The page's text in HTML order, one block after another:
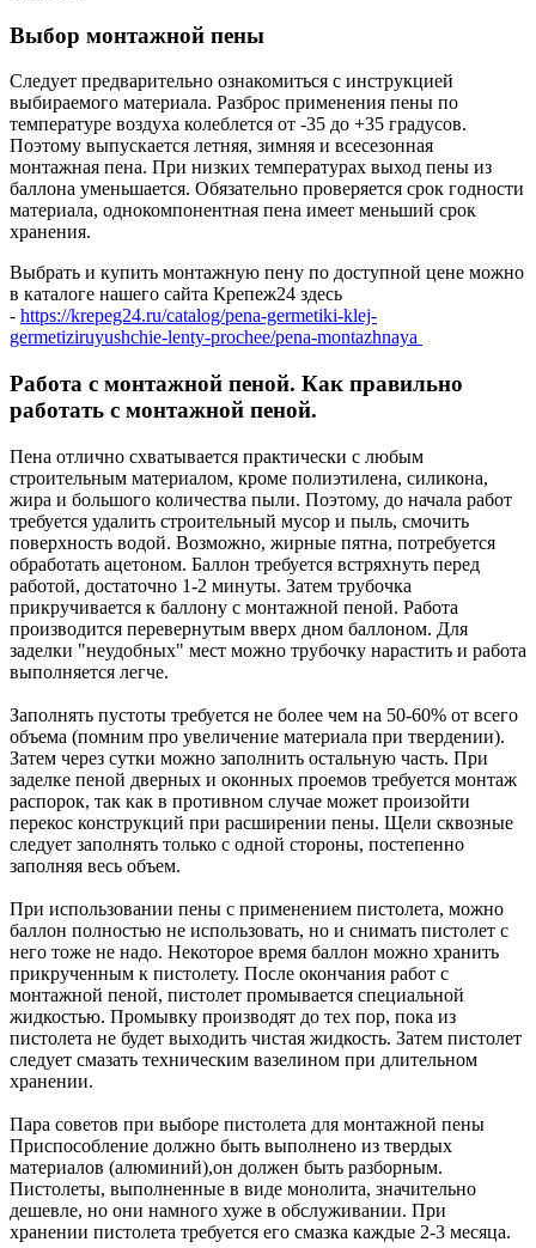
Выбор монтажной пены
Следует предварительно ознакомиться с инструкцией
выбираемого материала. Разброс применения пены по
температуре воздуха колеблется от -35 до +35 градусов.
Поэтому выпускается летняя, зимняя и всесезонная
монтажная пена. При низких температурах выход пены из
баллона уменьшается. Обязательно проверяется срок годности
материала, однокомпонентная пена имеет меньший срок
хранения.
Выбрать и купить монтажную пену по доступной цене можно
в каталоге нашего сайта Крепеж24 здесь
- https://krepeg24.ru/catalog/pena-germetiki-klej-
germetiziruyushchie-lenty-prochee/pena-montazhnaya
Работа с монтажной пеной. Как правильно
работать с монтажной пеной.
Пена отлично схватывается практически с любым
строительным материалом, кроме полиэтилена, силикона,
жира и большого количества пыли. Поэтому, до начала работ
требуется удалить строительный мусор и пыль, смочить
поверхность водой. Возможно, жирные пятна, потребуется
обработать ацетоном. Баллон требуется встряхнуть перед
работой, достаточно 1-2 минуты. Затем трубочка
прикручивается к баллону с монтажной пеной. Работа
производится перевернутым вверх дном баллоном. Для
заделки "неудобных" мест можно трубочку нарастить и работа
выполняется легче.
Заполнять пустоты требуется не более чем на 50-60% от всего
объема (помним про увеличение материала при твердении).
Затем через сутки можно заполнить остальную часть. При
заделке пеной дверных и оконных проемов требуется монтаж
распорок, так как в противном случае может произойти
перекос конструкций при расширении пены. Щели сквозные
следует заполнять только с одной стороны, постепенно
заполняя весь объем.
При использовании пены с применением пистолета, можно
баллон полностью не использовать, но и снимать пистолет с
него тоже не надо. Некоторое время баллон можно хранить
прикрученным к пистолету. После окончания работ с
монтажной пеной, пистолет промывается специальной
жидкостью. Промывку производят до тех пор, пока из
пистолета не будет выходить чистая жидкость. Затем пистолет
следует смазать техническим вазелином при длительном
хранении.
Пара советов при выборе пистолета для монтажной пены
Приспособление должно быть выполнено из твердых
материалов (алюминий),он должен быть разборным.
Пистолеты, выполненные в виде монолита, значительно
дешевле, но они намного хуже в обслуживании. При
хранении пистолета требуется его смазка каждые 2-3 месяца.